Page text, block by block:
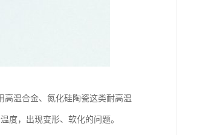
高温合金、氮化硅陶瓷这类耐高温
度，出现变形、软化的问题。